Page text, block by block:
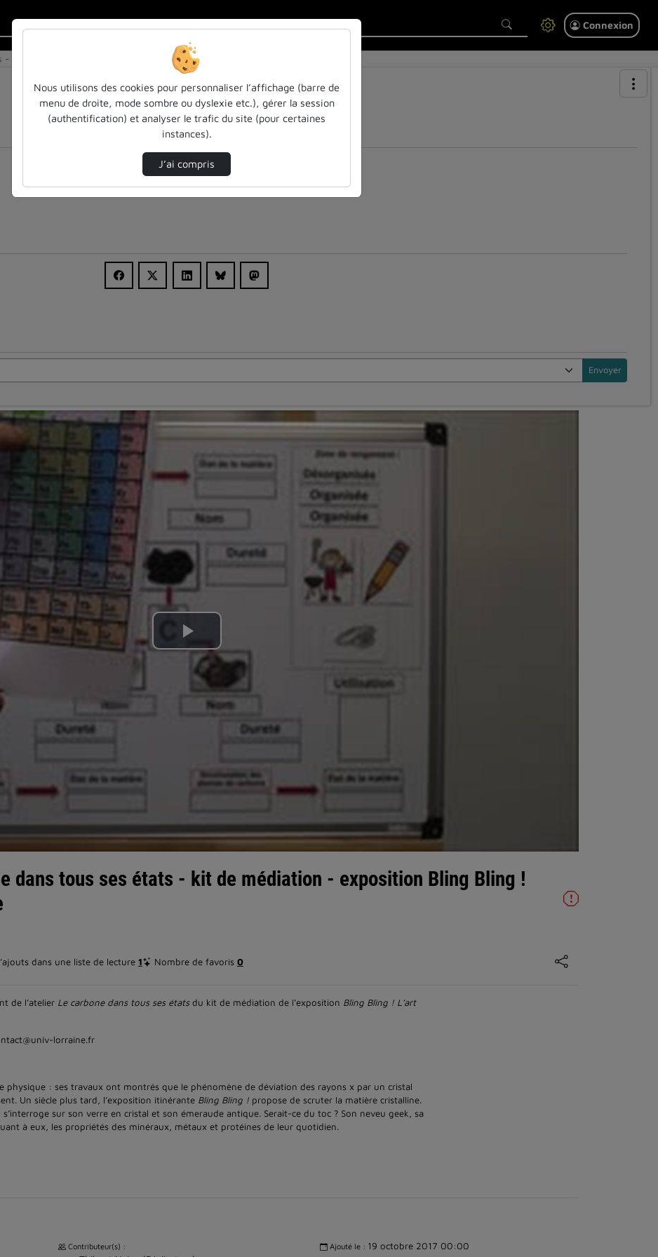
Connexion
- kit…
Lire
la
vidéo
dans tous ses états - kit de médiation - exposition Bling Bling !
dans une liste de lecture 1 Nombre de favoris 0
de l’atelier Le carbone dans tous ses étatsdu kit de médiation de l’exposition Bling Bling ! L’art
lorraine.fr
physique : ses travaux ont montrés que le phénomène de déviation des rayons x par un cristal
Un siècle plus tard, l’exposition itinérante Bling Bling ! propose de scruter la matière cristalline.
sur son verre en cristal et son émeraude antique. Serait-ce du toc ? Son neveu geek, sa
à eux, les propriétés des minéraux, métaux et protéines de leur quotidien.
Contributeur(s) : Ajouté le : 19 octobre 2017 00:00
Nous utilisons des cookies pour personnaliser l’affichage (barre de
menu de droite, mode sombre ou dyslexie etc.), gérer la session
(authentification) et analyser le trafic du site (pour certaines
instances).
J’ai compris